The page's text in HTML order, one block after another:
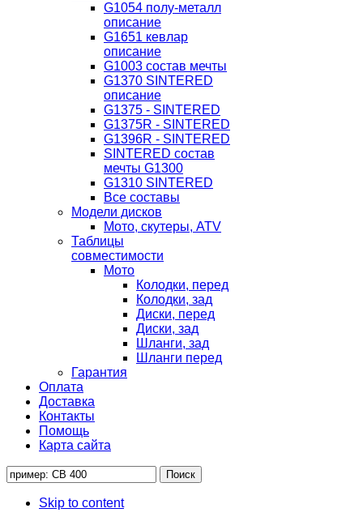
G1054 полу-металл
описание
G1651 кевлар
описание
G1003 состав мечты
G1370 SINTERED
описание
G1375 - SINTERED
G1375R - SINTERED
G1396R - SINTERED
SINTERED состав
мечты G1300
G1310 SINTERED
Все составы
Модели дисков
Мото, скутеры, ATV
Таблицы
совместимости
Мото
Колодки, перед
Колодки, зад
Диски, перед
Диски, зад
Шланги, зад
Шланги перед
Гарантия
Оплата
Доставка
Контакты
Помощь
Карта сайта
Skip to content